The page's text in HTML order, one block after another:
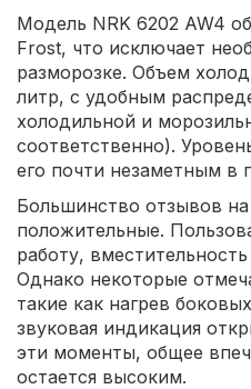
Модель NRK 6202 AW4
Frost, что исключает
разморозке. Объем
литр, с удобным
холодильной и
соответственно).
его почти незаметным в
Большинство отзывов
положительные.
работу,
Однако некоторые
такие как нагрев
звуковая индикация
эти моменты, общее
остается высоким.